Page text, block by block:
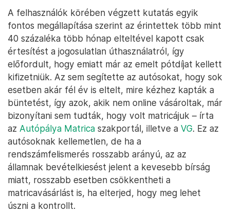
Ha valaki videós rendszámfelismerést fejleszt,
akkor automata parkolásban, útdíjrendszerben,
rendőrségi gyorshajtás-ellenőrzésben lehet ennek
értelme, mesélte egy szakértő forrásunk, de a
kulcselem, hogy alacsony legyen a hibaszázalék,
vagyis a nem felismert és a tévesen felismert
rendszámok aránya.
Az új díjellenőrzési rendszer végül 2024.
április 1-én tudott elindulni, és voltak is
bőven gyermekbetegségek, panaszok.
A felhasználók körében végzett kutatás egyik
fontos megállapítása szerint az érintettek több mint
40 százaléka több hónap elteltével kapott csak
értesítést a jogosulatlan úthasználatról, így
előfordult, hogy emiatt már az emelt pótdíjat kellett